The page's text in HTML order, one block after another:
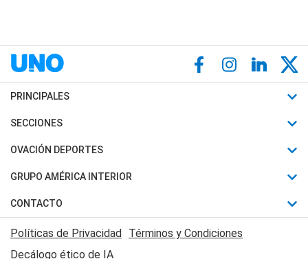
PRINCIPALES
Últimas Noticias
Política
Judiciales
Economia
SECCIONES
Horóscopo
Motores
Trucos caseros
Series y Películas
OVACIÓN DEPORTES
Fútbol
Mundial
Automovilismo
Rugby
GRUPO AMÉRICA INTERIOR
Canal 7 en Vivo
CONTACTO
Acerca de Nosotros
Contactanos
Políticas de Privacidad Términos y Condiciones
Decálogo ético de IA